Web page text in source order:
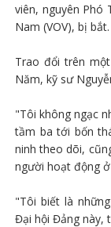
viên, nguyên Phó
Nam (VOV), bị bắt.
Trao đổi trên
Năm, kỹ sư
"Tôi không ngạc
tầm ba tới bốn
ninh theo dõi,
người hoạt động
"Tôi biết là
Đại hội Đảng này,